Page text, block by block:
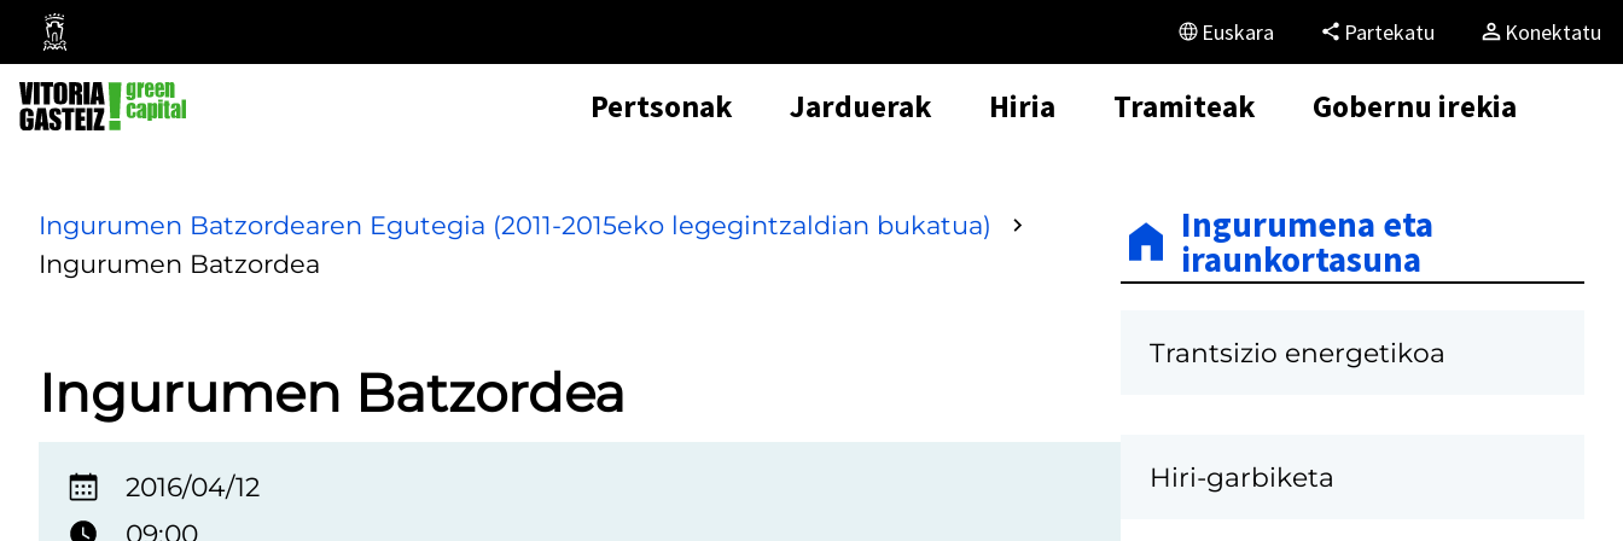
Vitoria-
Gasteizko
Udala
Euskara Partekatu Konektatu
Pertsonak Jarduerak Hiria Tramiteak Gobernu irekia
Ingurumen Batzordearen Egutegia (2011-2015eko legegintzaldian bukatua)
Ingurumen Batzordea
Ingurumen Batzordea
2016/04/12
09:00
Ingurumena eta
iraunkortasuna
Trantsizio energetikoa
Hiri-garbiketa